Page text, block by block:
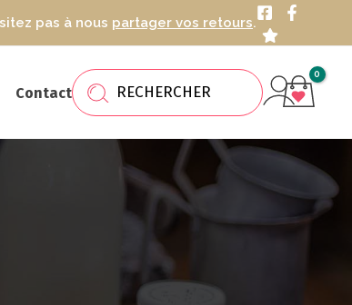
pas à nous partager vos retours.
Contact
Recherche
de
produits